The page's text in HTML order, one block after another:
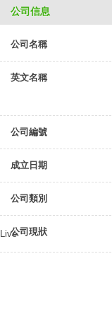
公司信息
公司名稱
英文名稱
公司編號
成立日期
公司類別
公司現狀
Live